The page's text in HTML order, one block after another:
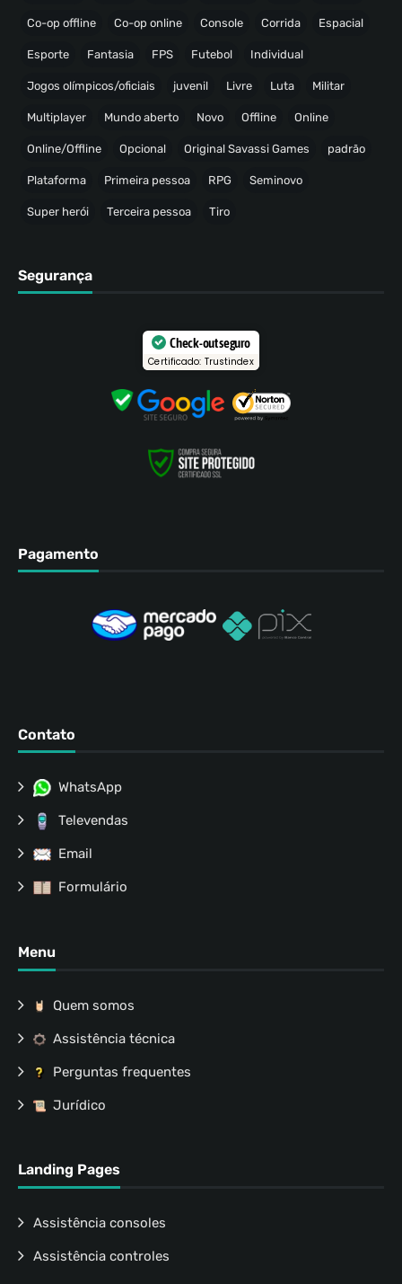
Co-op offline Co-op online Console Corrida Espacial
Esporte Fantasia FPS Futebol Individual
Jogos olímpicos/oficiais juvenil Livre Luta Militar
Multiplayer Mundo aberto Novo Offline Online
Online/Offline Opcional Original Savassi Games padrão
Plataforma Primeira pessoa RPG Seminovo
Super herói Terceira pessoa Tiro
Segurança
Check-out seguro
Certificado: Trustindex
Pagamento
Contato
WhatsApp
Televendas
Email
Formulário
Menu
Quem somos
Assistência técnica
Perguntas frequentes
Jurídico
Landing Pages
Assistência consoles
Assistência controles